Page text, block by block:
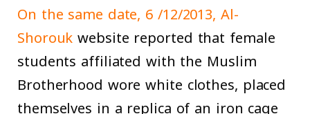
On the same date, 6 /12/2013, Al-
Shoroukwebsite reported that female
students affiliated with the Muslim
Brotherhood wore white clothes, placed
themselves in a replica of an iron cage